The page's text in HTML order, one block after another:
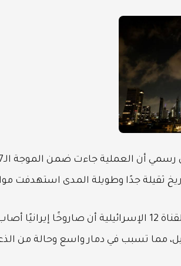
ثقيلة جدًا وطويلة المدى استهدفت
وفي السياق نفسه، ذكرت القناة 12
مما تسبب في دمار واسع وحالة من